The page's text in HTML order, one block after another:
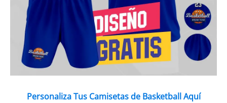
Personaliza Tus Camisetas de Basketball Aquí